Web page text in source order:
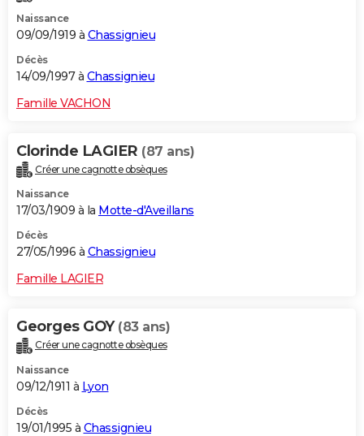
Naissance
09/09/1919 à Chassignieu
Décès
14/09/1997 à Chassignieu
Famille VACHON
Clorinde LAGIER (87 ans)
Créer une cagnotte obsèques
Naissance
17/03/1909 à la Motte-d'Aveillans
Décès
27/05/1996 à Chassignieu
Famille LAGIER
Georges GOY (83 ans)
Créer une cagnotte obsèques
Naissance
09/12/1911 à Lyon
Décès
19/01/1995 à Chassignieu